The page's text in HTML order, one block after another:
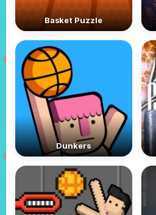
Basket Puzzle
Dunkers